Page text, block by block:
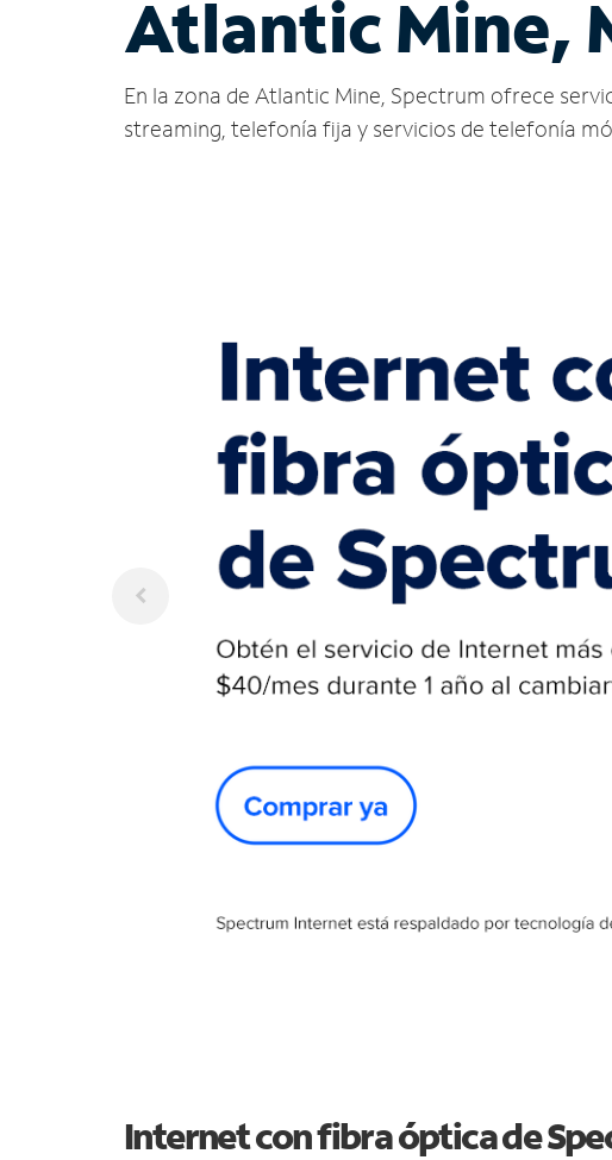
Atlantic Mine,
En la zona de Atlantic Mine, Spectrum ofrece
streaming, telefonía fija y servicios de telefonía
Internet con fibra óptica de